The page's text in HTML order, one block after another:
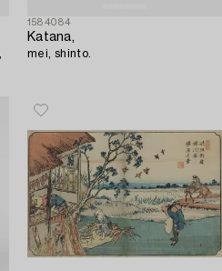
1584084
Katana,
mei, shinto.